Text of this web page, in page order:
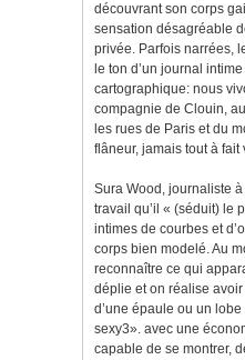
découvrant son corps
sensation désagréable
privée. Parfois narrées,
le ton d’un journal
cartographique: nous
compagnie de Clouin,
les rues de Paris et du
flâneur, jamais tout à fait
Sura Wood, journaliste
travail qu’il « (séduit) le
intimes de courbes et
corps bien modelé. Au
reconnaître ce qui
déplie et on réalise
d’une épaule ou un
sexy3». avec une
capable de se montrer,